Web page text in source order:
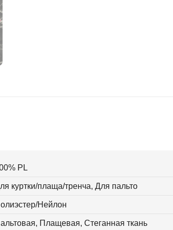
PL
куртки/плаща/тренча, Для пальто
Нейлон
Плащевая, Стеганная ткань